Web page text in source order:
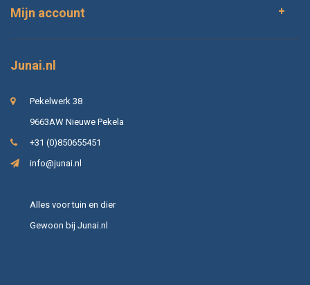
Mijn account
Junai.nl
Pekelwerk 38
9663AW Nieuwe Pekela
+31 (0)850655451
info@junai.nl
Alles voor tuin en dier
Gewoon bij Junai.nl